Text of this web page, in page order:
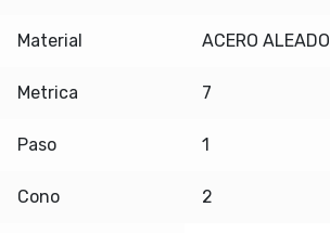
Material ACERO ALEADO
Metrica 7
Paso 1
Cono 2